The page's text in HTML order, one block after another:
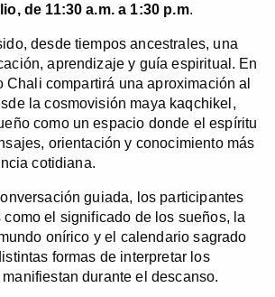
, de 11:30 a.m. a 1:30 p.m.
desde tiempos ancestrales, una
aprendizaje y guía espiritual. En
Chali compartirá una aproximación al
la cosmovisión maya kaqchikel,
como un espacio donde el espíritu
orientación y conocimiento más
cotidiana.
guiada, los participantes
como el significado de los sueños, la
onírico y el calendario sagrado
formas de interpretar los
durante el descanso.